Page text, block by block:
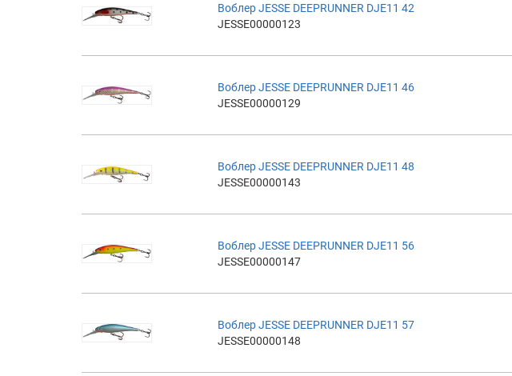
Воблер JESSE DEEPRUNNER DJE11 42
JESSE00000123
Воблер JESSE DEEPRUNNER DJE11 46
JESSE00000129
Воблер JESSE DEEPRUNNER DJE11 48
JESSE00000143
Воблер JESSE DEEPRUNNER DJE11 56
JESSE00000147
Воблер JESSE DEEPRUNNER DJE11 57
JESSE00000148